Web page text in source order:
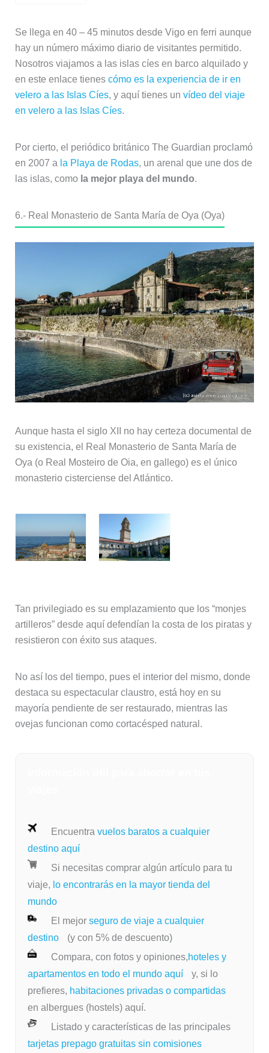
Se llega en 40 – 45 minutos desde Vigo en ferri aunque
hay un número máximo diario de visitantes permitido.
Nosotros viajamos a las islas cíes en barco alquilado y
en este enlace tienes cómo es la experiencia de ir en
velero a las Islas Cíes, y aquí tienes un vídeo del viaje
en velero a las Islas Cíes.
Por cierto, el periódico británico The Guardian proclamó
en 2007 a la Playa de Rodas, un arenal que une dos de
las islas, como la mejor playa del mundo.
6.- Real Monasterio de Santa María de Oya (Oya)
Aunque hasta el siglo XII no hay certeza documental de
su existencia, el Real Monasterio de Santa María de
Oya (o Real Mosteiro de Oia, en gallego) es el único
monasterio cisterciense del Atlántico.
Tan privilegiado es su emplazamiento que los “monjes
artilleros” desde aquí defendían la costa de los piratas y
resistieron con éxito sus ataques.
No así los del tiempo, pues el interior del mismo, donde
destaca su espectacular claustro, está hoy en su
mayoría pendiente de ser restaurado, mientras las
ovejas funcionan como cortacésped natural.
Encuentra vuelos baratos a cualquier
destino aquí
Si necesitas comprar algún artículo para tu
viaje, lo encontrarás en la mayor tienda del
mundo
El mejor seguro de viaje a cualquier
destino
(y con 5% de descuento)
Compara, con fotos y opiniones,hoteles y
apartamentos en todo el mundo aquí
y, si lo
prefieres, habitaciones privadas o compartidas
en albergues (hostels) aquí.
Listado y características de las principales
tarjetas prepago gratuitas sin comisiones